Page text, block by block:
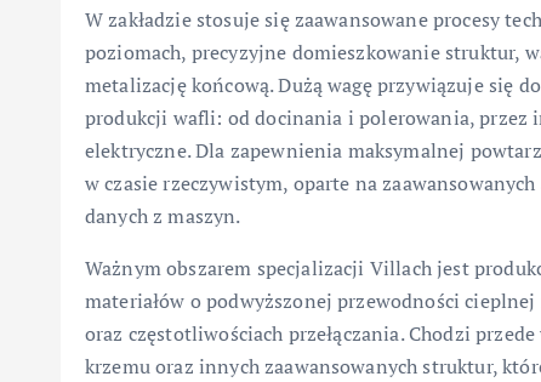
W zakładzie stosuje się zaawansowane procesy
poziomach, precyzyjne domieszkowanie struktur,
metalizację końcową. Dużą wagę przywiązuje się
produkcji wafli: od docinania i polerowania, przez
elektryczne. Dla zapewnienia maksymalnej
w czasie rzeczywistym, oparte na
danych z maszyn.
Ważnym obszarem specjalizacji Villach jest
materiałów o podwyższonej przewodności
oraz częstotliwościach przełączania. Chodzi
krzemu oraz innych zaawansowanych struktur,